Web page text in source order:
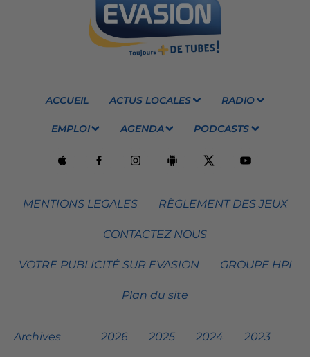
ACCUEIL ACTUS LOCALES RADIO
EMPLOI AGENDA PODCASTS
MENTIONS LEGALES RÈGLEMENT DES JEUX
CONTACTEZ NOUS
VOTRE PUBLICITÉ SUR EVASION GROUPE HPI
Plan du site
Archives 2026 2025 2024 2023